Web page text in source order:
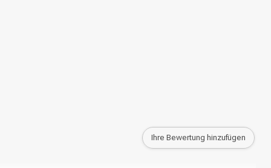
Ihre Bewertung hinzufügen